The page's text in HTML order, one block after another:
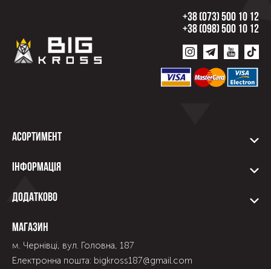
+38 (073) 500 10 12
+38 (098) 500 10 12
Асортимент
Інформація
Додатково
Магазин
м. Чернівці, вул. Головна, 187
Електронна пошта: bigkross187@gmail.com